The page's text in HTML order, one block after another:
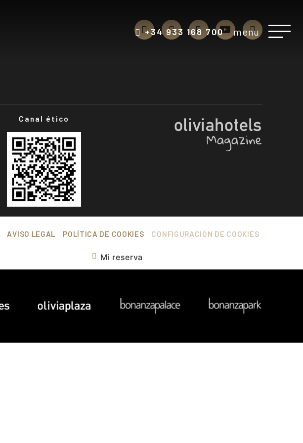
+34 933 168 700 menu
Canal ético
AVISO LEGAL POLÍTICA DE COOKIES CONFIGURACIÓN DE COOKIES
Mi reserva